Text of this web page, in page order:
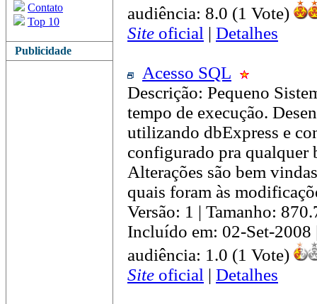
Contato
Top 10
Publicidade
audiência: 8.0 (1 Vote)
Site oficial | Detalhes
Acesso SQL
Descrição: Pequeno
tempo de execução.
utilizando dbExpress e
configurado pra qualquer
Alterações são bem
quais foram às
Versão: 1 | Tamanho:
Incluído em: 02-Set-
audiência: 1.0 (1 Vote)
Site oficial | Detalhes